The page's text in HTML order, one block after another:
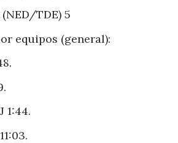
TDE) 5
equipos (general):
1:44.